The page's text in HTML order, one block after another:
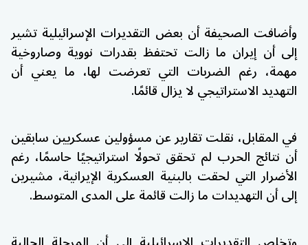
وأضافت الصحيفة أن بعض التقديرات الإسرائيلية تشير
إلى أن إيران ما زالت تحتفظ بقدرات نووية وصاروخية
مهمة، رغم الضربات التي تعرضت لها، ما يعني أن
التهديد الاستراتيجي لا يزال قائمًا.
في المقابل، نقلت تقارير عن مسؤولين عسكريين سابقين
أن نتائج الحرب لم تحقق تحولًا استراتيجيًا حاسمًا، رغم
الأضرار التي لحقت بالبنية العسكرية الإيرانية، مشيرين
إلى أن التهديدات ما زالت قائمة على المدى المتوسط.